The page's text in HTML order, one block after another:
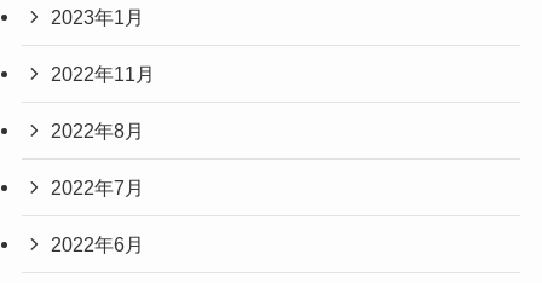
2023年1月
2022年11月
2022年8月
2022年7月
2022年6月